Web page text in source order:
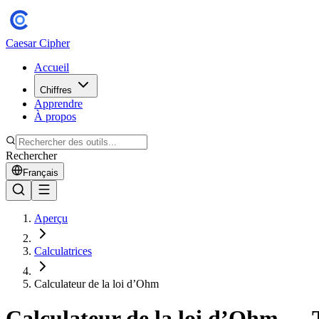
Caesar Cipher
Accueil
Chiffres
Apprendre
À propos
Rechercher
Français
Aperçu
Calculatrices
Calculateur de la loi d’Ohm